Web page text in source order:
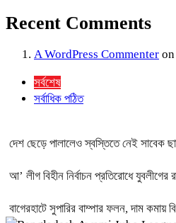
Recent Comments
A WordPress Commenter on
সর্বশেষ
সর্বাধিক পঠিত
দেশ ছেড়ে পালালেও স্বস্তিতে নেই সাবেক
আ’ লীগ বিহীন নির্বাচন প্রতিরোধে যুবলীগের
বাগেরহাটে সুপারির বাম্পার ফলন, দাম কমায়